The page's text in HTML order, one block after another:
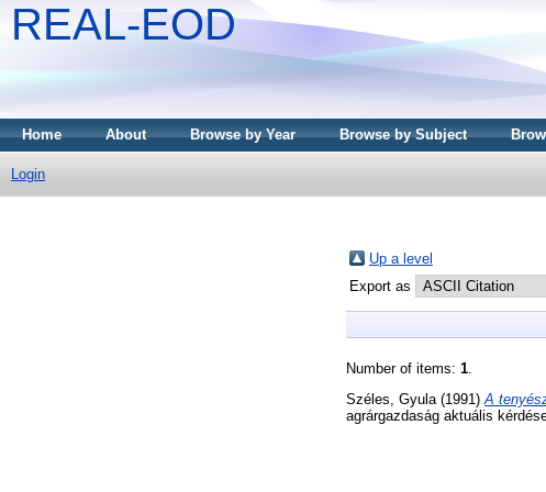
REAL-EOD
Home About Browse by Year Browse by Subject
Login
Up a level
Export as
Number of items: 1
Széles, Gyula (1991) A
agrárgazdaság aktuális